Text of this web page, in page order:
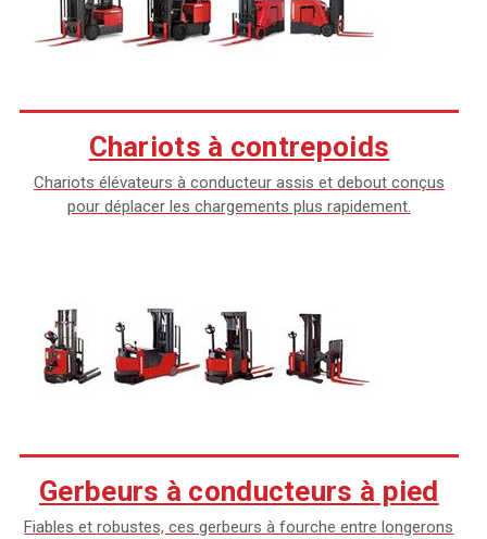
Chariots à contrepoids
Chariots élévateurs à conducteur assis et debout conçus
pour déplacer les chargements plus rapidement.
Gerbeurs à conducteurs à pied
Fiables et robustes, ces gerbeurs à fourche entre longerons